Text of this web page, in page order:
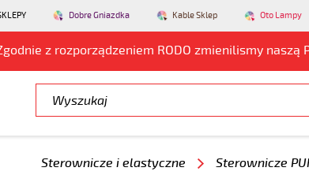
Dobre Gniazdka Kable Sklep Oto Lampy
z rozporządzeniem RODO zmienilismy
Sterownicze i elastyczne Sterownicze